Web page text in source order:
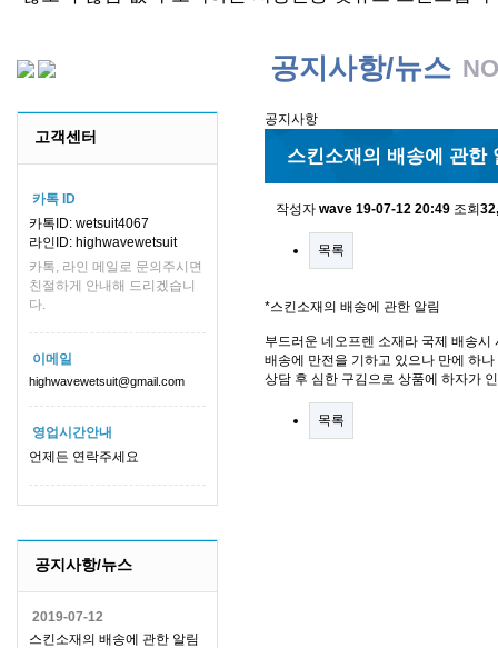
고객센터
카톡 ID
카톡ID: wetsuit4067
라인ID: highwavewetsuit
카톡, 라인 메일로 문의주시면
친절하게 안내해 드리겠습니
다.
이메일
highwavewetsuit@gmail.com
영업시간안내
언제든 연락주세요
공지사항/뉴스
2019-07-12
스킨소재의 배송에 관한 알림
공지사항/뉴스
공지사항
스킨소재의 배송에 관한
작성자 wave 19-07-12 20:49 조회
목록
*스킨소재의 배송에 관한 알림
부드러운 네오프렌 소재라 국제 배송
배송에 만전을 기하고 있으나 만에 하
상담 후 심한 구김으로 상품에 하자가
목록